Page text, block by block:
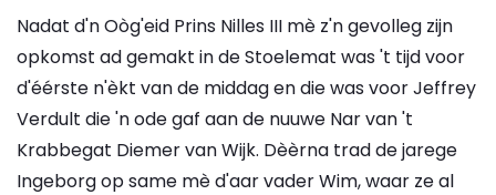
Nadat d'n Oòg'eid Prins Nilles III mè z'n gevolleg zijn
opkomst ad gemakt in de Stoelemat was 't tijd voor
d'éérste n'èkt van de middag en die was voor Jeffrey
Verdult die 'n ode gaf aan de nuuwe Nar van 't
Krabbegat Diemer van Wijk. Dèèrna trad de jarege
Ingeborg op same mè d'aar vader Wim, waar ze al